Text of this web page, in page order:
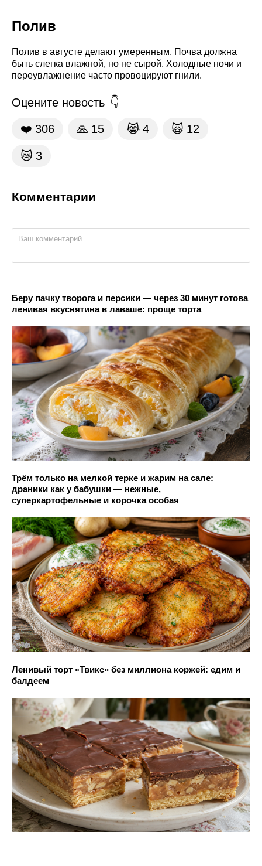
Полив
Полив в августе делают умеренным. Почва должна
быть слегка влажной, но не сырой. Холодные ночи и
переувлажнение часто провоцируют гнили.
Оцените новость
❤️ 306 🙏 15 😹 4 🙀 12
😿 3
Комментарии
Беру пачку творога и персики — через 30 минут готова
ленивая вкуснятина в лаваше: проще торта
Трём только на мелкой терке и жарим на сале:
драники как у бабушки — нежные,
суперкартофельные и корочка особая
Ленивый торт «Твикс» без миллиона коржей: едим и
балдеем